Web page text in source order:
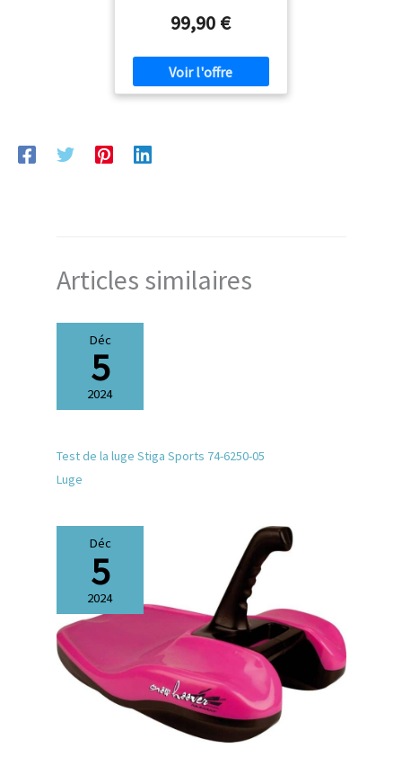
99,90 €
Articles similaires
Déc
5
2024
Test de la luge Stiga Sports 74-6250-05
Luge
Déc
5
2024